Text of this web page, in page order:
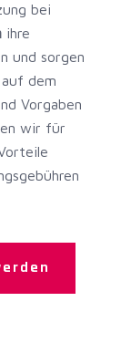
bei
ihre
und sorgen
dem
Vorgaben
wir für